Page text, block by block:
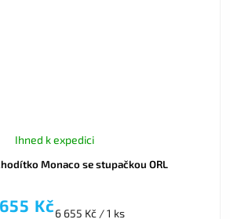
Monaco se stupačkou ORL
Ihned k expedici
Kč6 655 Kč / 1 ks